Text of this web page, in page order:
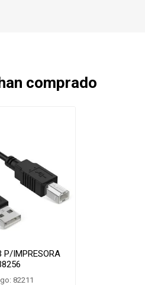
comprado
P/IMPRESORA
82211